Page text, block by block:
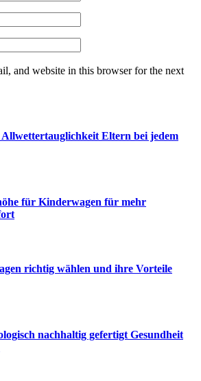
and website in this browser for the next
Eltern bei jedem
für Kinderwagen für mehr
richtig wählen und ihre Vorteile
nachhaltig gefertigt Gesundheit